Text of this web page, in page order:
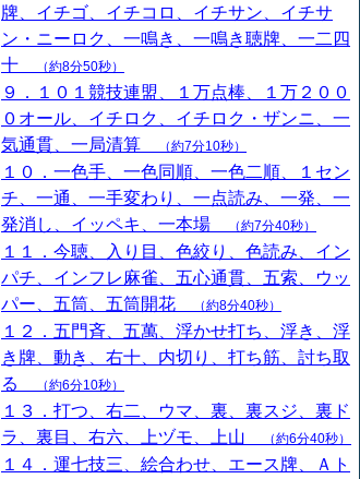
牌、イチゴ、イチコロ、イチサン、イチサ
ン・ニーロク、一鳴き、一鳴き聴牌、一二四
十
（約8分50秒）
９．１０１競技連盟、１万点棒、１万２００
０オール、イチロク、イチロク・ザンニ、一
気通貫、一局清算
（約7分10秒）
１０．一色手、一色同順、一色二順、１セン
チ、一通、一手変わり、一点読み、一発、一
発消し、イッペキ、一本場
（約7分40秒）
１１．今聴、入り目、色絞り、色読み、イン
パチ、インフレ麻雀、五心通貫、五索、ウッ
パー、五筒、五筒開花
（約8分40秒）
１２．五門斉、五萬、浮かせ打ち、浮き、浮
き牌、動き、右十、内切り、打ち筋、討ち取
る
（約6分10秒）
１３．打つ、右二、ウマ、裏、裏スジ、裏ド
ラ、裏目、右六、上ヅモ、上山
（約6分40秒）
１４．運七技三、絵合わせ、エース牌、Ａト